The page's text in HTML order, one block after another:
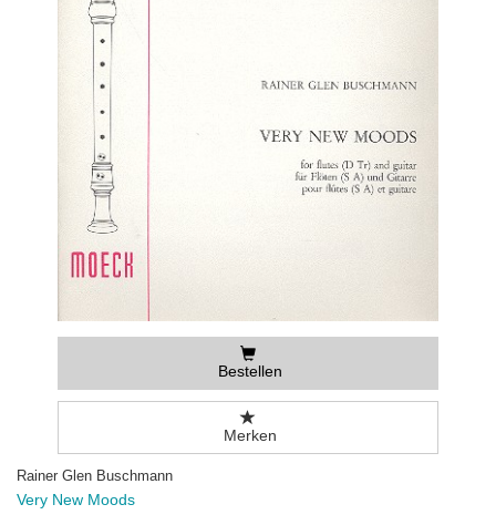
Bestellen
Merken
Rainer Glen Buschmann
Very New Moods